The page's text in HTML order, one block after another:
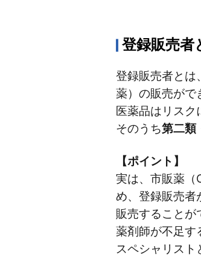
登録販売者
登録販売者とは
薬）の販売がで
医薬品はリスク
そのうち第二類
【ポイント】
実は、市販薬（
め、登録販売者
販売することが
薬剤師が不足す
スペシャリスト